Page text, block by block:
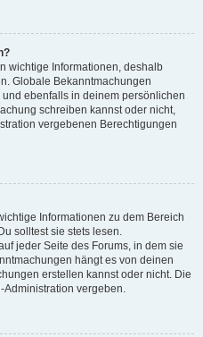
wichtige Informationen, deshalb
Globale Bekanntmachungen
ebenfalls in deinem persönlichen
schreiben kannst oder nicht,
vergebenen Berechtigungen
Informationen zu dem Bereich
solltest sie stets lesen.
jeder Seite des Forums, in dem sie
hängt es von deinen
erstellen kannst oder nicht. Die
Administration vergeben.